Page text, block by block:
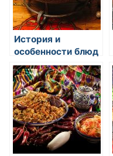
История и
особенности блюд
восточной кухни